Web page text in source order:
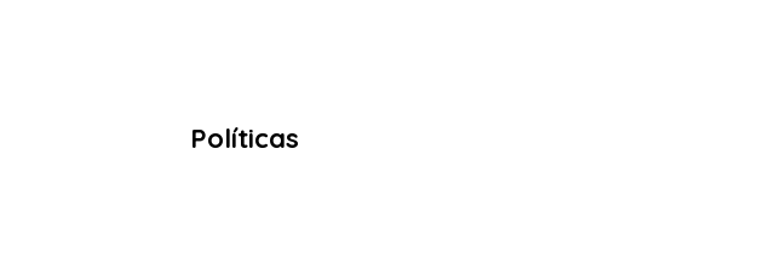
Políticas